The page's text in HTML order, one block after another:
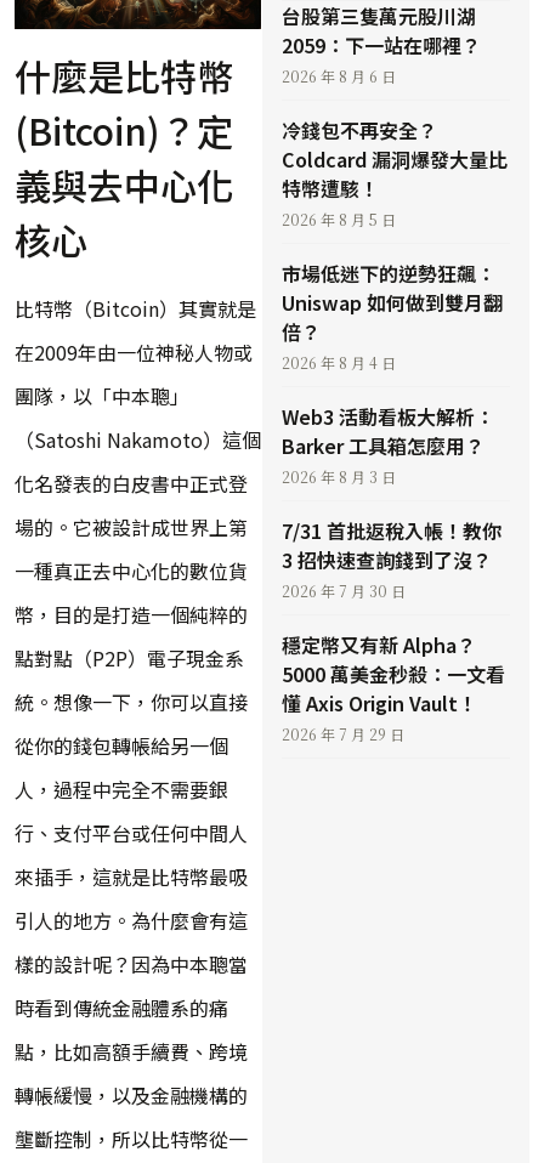
什麼是比特幣
(Bitcoin)？定
義與去中心化
核心
比特幣（Bitcoin）其實就是
在2009年由一位神秘人物或
團隊，以「中本聰」
（Satoshi Nakamoto）這個
化名發表的白皮書中正式登
場的。它被設計成世界上第
一種真正去中心化的數位貨
幣，目的是打造一個純粹的
點對點（P2P）電子現金系
統。想像一下，你可以直接
從你的錢包轉帳給另一個
人，過程中完全不需要銀
行、支付平台或任何中間人
來插手，這就是比特幣最吸
引人的地方。為什麼會有這
樣的設計呢？因為中本聰當
時看到傳統金融體系的痛
點，比如高額手續費、跨境
轉帳緩慢，以及金融機構的
壟斷控制，所以比特幣從一
台股第三隻萬元股川湖
2059：下一站在哪裡？
2026 年 8 月 6 日
冷錢包不再安全？
Coldcard 漏洞爆發大量比
特幣遭駭！
2026 年 8 月 5 日
市場低迷下的逆勢狂飆：
Uniswap 如何做到雙月翻
倍？
2026 年 8 月 4 日
Web3 活動看板大解析：
Barker 工具箱怎麼用？
2026 年 8 月 3 日
7/31 首批返稅入帳！教你
3 招快速查詢錢到了沒？
2026 年 7 月 30 日
穩定幣又有新 Alpha？
5000 萬美金秒殺：一文看
懂 Axis Origin Vault！
2026 年 7 月 29 日